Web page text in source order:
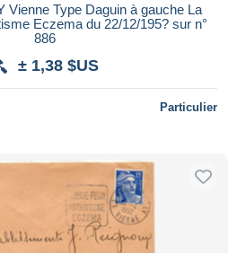
Vienne Type Daguin à gauche La
Eczema du 22/12/195? sur n°
886
± 1,38 $US
Particulier